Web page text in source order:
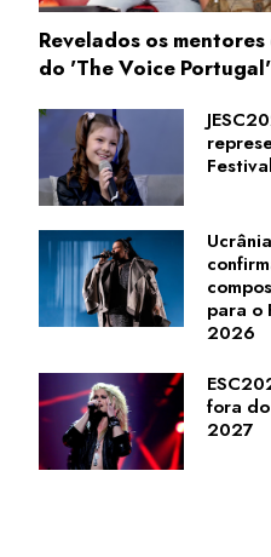
Revelados os
do 'The Voice Portugal'
para o
2026
fora
2027